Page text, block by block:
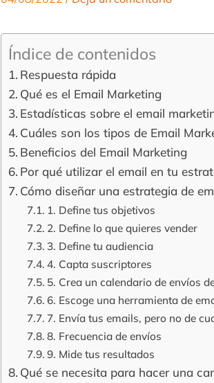
Índice de contenidos
Respuesta rápida
Qué es el Email Marketing
Estadísticas sobre el email
Cuáles son los tipos de Email
Beneficios del Email Marketing
Por qué utilizar el email en tu
Cómo diseñar una estrategia de
1. Define tus objetivos
2. Define lo que quieres vender
3. Define tu audiencia
4. Capta suscriptores
5. Crea un calendario de envíos
6. Escoge una herramienta de
7. Envía tus emails, pero no de
8. Frecuencia de envíos
9. Mide tus resultados
Qué se necesita para hacer una